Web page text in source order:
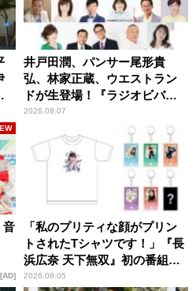
井戸田潤、パンサー尾形貴
弘、林家正蔵、ウエストラン
ドが生登場！『ラジオビバリ
ー昼ズ』
2026.08.07
音
AD
「私のプリティな顔がプリン
トされたTシャツです！」『長
浜広奈 天下無双』初の番組グ
ッズ発売
2026.08.05